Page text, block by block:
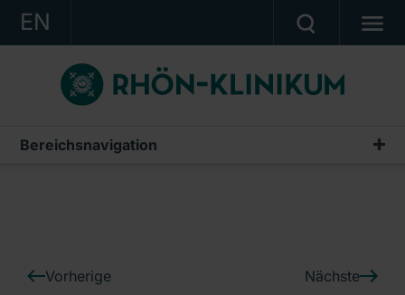
EN
KONZERN
KLINIKEN
KARRIERE
Ein Unternehmen der RHÖN-KLINIKUM AG
Bereichsnavigation
IR-News
Vorherige Nächste